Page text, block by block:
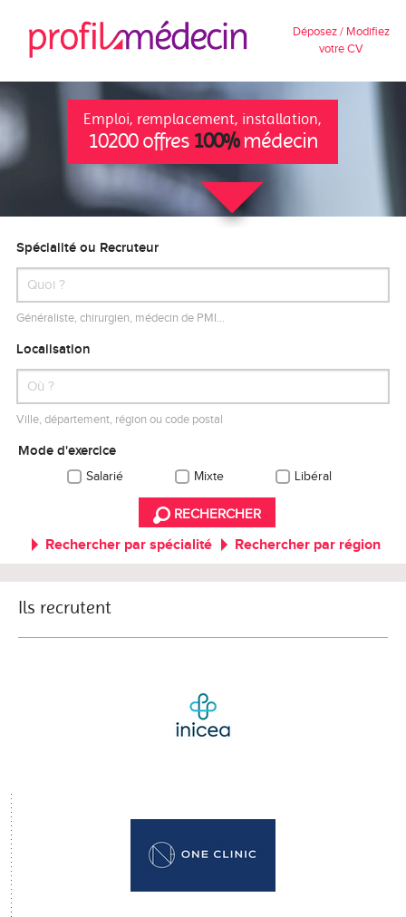
Déposez / Modifiez
votre CV
Emploi, remplacement, installation,
10200 offres 100%médecin
Spécialité ou Recruteur
Généraliste, chirurgien, médecin de PMI…
Localisation
Ville, département, région ou code postal
Mode d'exercice
Salarié Mixte Libéral
RECHERCHER
Rechercher par spécialité Rechercher par région
Ils recrutent